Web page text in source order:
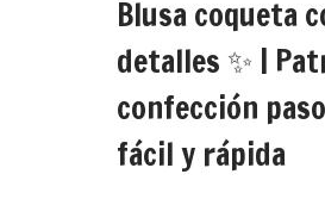
Blusa coqueta
detalles ✨ |
confección
fácil y rápida